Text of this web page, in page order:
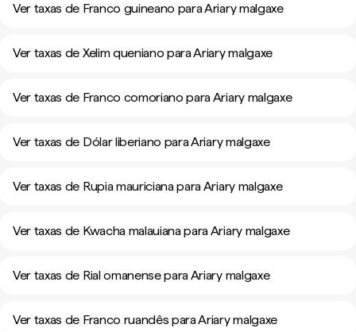
Ver taxas de Franco guineano para Ariary malgaxe
Ver taxas de Xelim queniano para Ariary malgaxe
Ver taxas de Franco comoriano para Ariary malgaxe
Ver taxas de Dólar liberiano para Ariary malgaxe
Ver taxas de Rupia mauriciana para Ariary malgaxe
Ver taxas de Kwacha malauiana para Ariary malgaxe
Ver taxas de Rial omanense para Ariary malgaxe
Ver taxas de Franco ruandês para Ariary malgaxe